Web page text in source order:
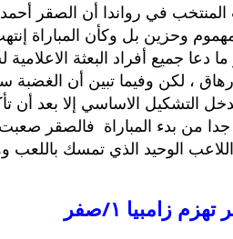
المنتخب في رواندا أن الصقر
وحزين بل وكأن المباراة
جميع أفراد البعثة
‬،‮ ‬لكن وفيما تبين أن الغضبة
التشكيل الاساسي إلا بعد أن
جدا من بدء المباراة‮ ‬فالصقر
الوحيد الذي تمسك باللعب
تهزم زامبيا ‮١/‬صفر